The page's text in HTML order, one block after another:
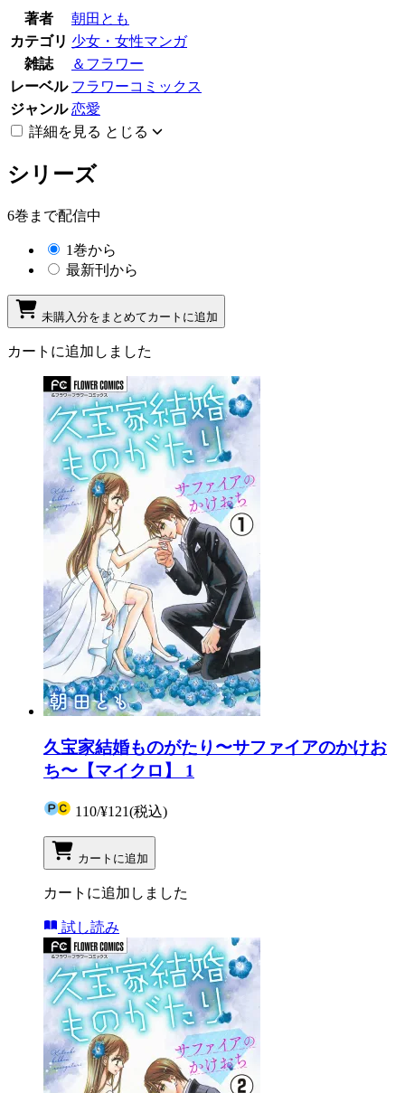
著者
朝田とも
カテゴリ 少女・女性マンガ
雑誌
＆フラワー
レーベル フラワーコミックス
ジャンル 恋愛
詳細を見る とじる
シリーズ
6巻まで配信中
1巻から
最新刊から
未購入分をまとめてカートに追加
カートに追加しました
久宝家結婚ものがたり〜サファイアのかけお
ち〜【マイクロ】 1
110/¥121(税込)
カートに追加
カートに追加しました
試し読み